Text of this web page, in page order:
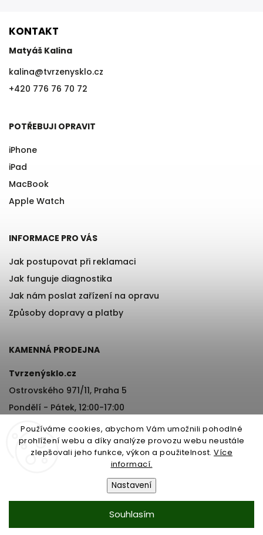
Používáme cookies, abychom Vám umožnili pohodlné
prohlížení webu a díky analýze provozu webu neustále
zlepšovali jeho funkce, výkon a použitelnost. Více
informací.
Nastavení
Souhlasím
KONTAKT
Matyáš Kalina
kalina@tvrzenysklo.cz
+420 776 76 70 72
POTŘEBUJI OPRAVIT
iPhone
iPad
MacBook
Apple Watch
INFORMACE PRO VÁS
Jak postupovat při reklamaci
Jak funguje diagnostika
Jak nám poslat zařízení na opravu
Způsoby dopravy a platby
KAMENNÁ PRODEJNA
Tvrzenýsklo.cz
Ostrovského 971/11, Praha 5
Pondělí - Pátek, 12:00-17:00
+420 776 76 70 72
Tvrzenýsklo.cz. Všechna práva vyhrazena.